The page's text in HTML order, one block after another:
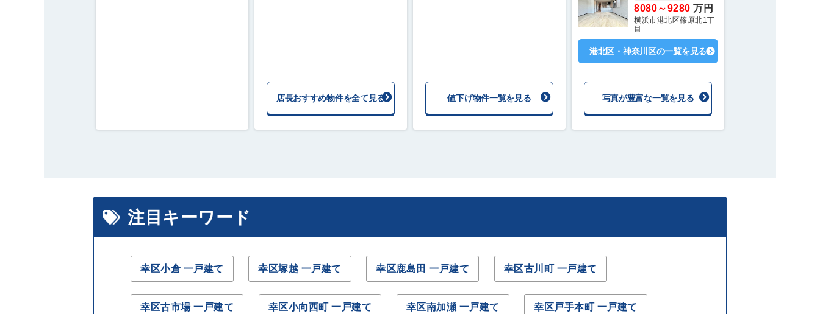
店長おすすめ物件を全て見る 値下げ物件一覧を見る
8080～9280 万円
横浜市港北区篠原北1丁
目
港北区・神奈川区の一覧を見る
写真が豊富な一覧を見る
注目キーワード
幸区小倉 一戸建て 幸区塚越 一戸建て 幸区鹿島田 一戸建て 幸区古川町 一戸建て
幸区古市場 一戸建て 幸区小向西町 一戸建て 幸区南加瀬 一戸建て 幸区戸手本町 一戸建て